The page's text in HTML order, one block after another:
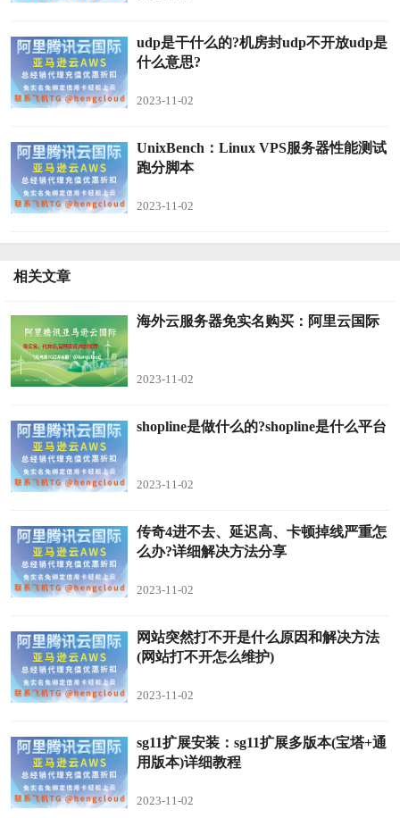
udp是干什么的?机房封udp不开放udp是
什么意思?
2023-11-02
UnixBench：Linux VPS服务器性能测试
跑分脚本
2023-11-02
相关文章
海外云服务器免实名购买：阿里云国际
2023-11-02
shopline是做什么的?shopline是什么平台
2023-11-02
传奇4进不去、延迟高、卡顿掉线严重怎
么办?详细解决方法分享
2023-11-02
网站突然打不开是什么原因和解决方法
(网站打不开怎么维护)
2023-11-02
sg11扩展安装：sg11扩展多版本(宝塔+通
用版本)详细教程
2023-11-02